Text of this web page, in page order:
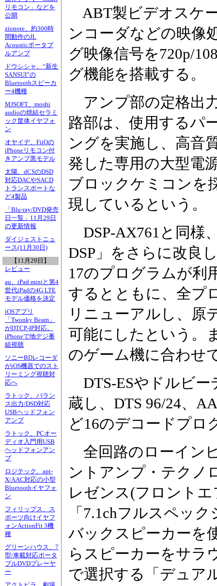
リモコン」などを
公開
zionote、約300時
間動作のJL
Acousticポータブ
ルアンプ
ドウシシャ、“新生
SANSUI”の
Bluetoothスピーカ
ー4機種
MJSOFT、moshi
audioの焼結セラミ
ック筐体イヤフォ
ン
オヤイデ、FiiOの
iPhoneリモコン付
きアンプ黒モデル
太陽、dCSのDSD
対応DACやSACD
トランスポートな
ど4製品
「Blu-ray/DVD発売
日一覧」11月29日
の更新情報
ダイジェストニュ
ース(11月30日)
【11月29日】
レビュー
au、iPad miniと第4
世代iPadの4G LTE
モデル価格を決定
iOSアプリ
「Twonky Beam」
がDTCP-IP対応。
iPhoneで地デジ番
組視聴
ソニーBDレコーダ
がiOS機器でのスト
リーミング視聴対
応へ
ラトック、バラン
ス出力/DSD対応
USBヘッドフォン
アンプ
ラトック、PCオー
ディオ入門用USB
ヘッドフォンアン
プ
ロジテック、apt-
X/AAC対応の小型
Bluetoothイヤフォ
ン
フィリップス、ス
ポーツ向けイヤフ
ォンActionFit 3機
種
グリーンハウス、7
型/車載対応ポータ
ブルDVDプレーヤ
ー
ABT製ビデオスケ
ンコーダなどの映像
グ映像信号を720p/
グ機能を搭載する。
アンプ部の定格出
路部は、使用するパ
ングを実施し、高音
発した専用の大型電
ブロックケミコンを
現しているという。
DSP-AX761と同様
DSP」をさらに改良
17のプログラムが利
するとともに、全プ
リニューアルし、原
可能にしたという。
のゲーム機に合わせ
DTS-ESやドルビー
蔵し、DTS 96/24、
ど16のデコードプロ
全回路のローイン
ントアンプ・テクノ
レゼンス(フロント
「7.1chフルスペッ
バックスピーカーを
らスピーカーをサラ
で選択する「デュア